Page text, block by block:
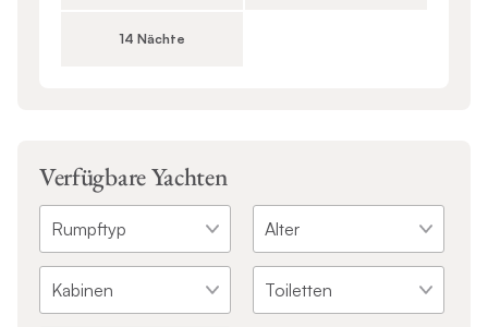
14 Nächte
Verfügbare Yachten